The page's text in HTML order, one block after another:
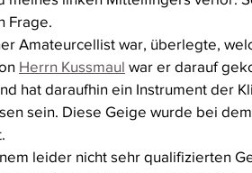
Frage.
Amateurcellist war, überlegte,
Herrn Kussmaul war er darauf
hat daraufhin ein Instrument der
sein. Diese Geige wurde bei
leider nicht sehr qualifizierten